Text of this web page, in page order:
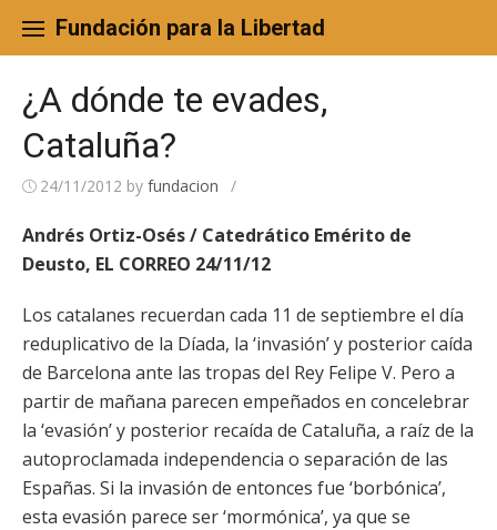
content
Fundación para la Libertad
¿A dónde te evades,
Cataluña?
24/11/2012 by fundacion /
Andrés Ortiz-Osés / Catedrático Emérito de
Deusto, EL CORREO 24/11/12
Los catalanes recuerdan cada 11 de septiembre el día
reduplicativo de la Díada, la ‘invasión’ y posterior caída
de Barcelona ante las tropas del Rey Felipe V. Pero a
partir de mañana parecen empeñados en concelebrar
la ‘evasión’ y posterior recaída de Cataluña, a raíz de la
autoproclamada independencia o separación de las
Españas. Si la invasión de entonces fue ‘borbónica’,
esta evasión parece ser ‘mormónica’, ya que se